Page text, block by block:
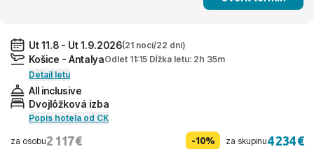
Ut 11.8 - Ut 1.9.2026(21 nocí/22 dní)
Košice - AntalyaOdlet 11:15 Dĺžka letu: 2h 35m
Detail letu
All inclusive
Dvojlôžková izba
Popis hotela od CK
za osobu2 117 € -10% za skupinu4 234 €